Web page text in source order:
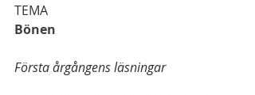
TEMA
Bönen
Första årgångens läsningar